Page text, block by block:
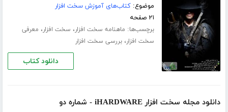
موضوع:کتاب‌های آموزش سخت افزار
۲۱ صفحه
برچسب‌ها: ماهنامه سخت افزار، سخت افزار، معرفی
سخت افزار،بررسی سخت افزار
دانلود کتاب
دانلود مجله سخت افزار iHARDWARE - شماره دو